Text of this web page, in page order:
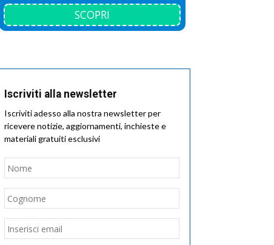
SCOPRI
Iscriviti alla newsletter
Iscriviti adesso alla nostra newsletter per
ricevere notizie, aggiornamenti, inchieste e
materiali gratuiti esclusivi
Nome
Email